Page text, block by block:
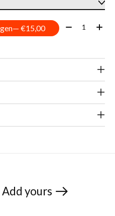
— €15,00 Aantal:
Add yours